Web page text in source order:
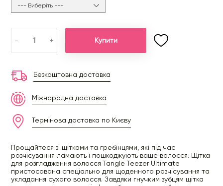
- + Купити
Безкоштовна доставка
Міжнародна доставка
Термінова доставка по Києву
Прощайтеся зі щітками та гребінцями, які під час
розчісування ламають і пошкоджують ваше волосся. Щітка
для розгладження волосся Tangle Teezer Ultimate
пристосована спеціально для щоденного розчісування та
укладання сухого волосся. Завдяки гнучким зубцям щітка